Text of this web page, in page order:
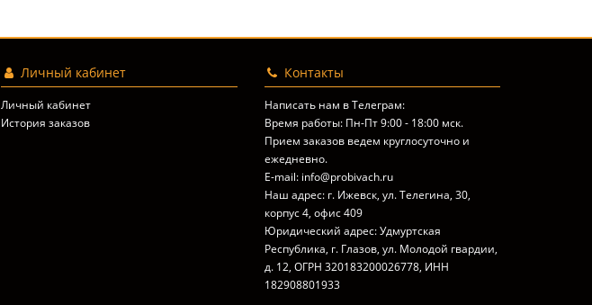
Личный кабинет
Личный кабинет
История заказов
Контакты
Написать нам в Телеграм:
Время работы: Пн-Пт 9:00 - 18:00 мск.
Прием заказов ведем круглосуточно и
ежедневно.
E-mail: info@probivach.ru
Наш адрес: г. Ижевск, ул. Телегина, 30,
корпус 4, офис 409
Юридический адрес: Удмуртская
Республика, г. Глазов, ул. Молодой гвардии,
д. 12, ОГРН 320183200026778, ИНН
182908801933